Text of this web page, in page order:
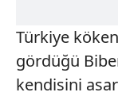
Türkiye
gördüğü
kendisini